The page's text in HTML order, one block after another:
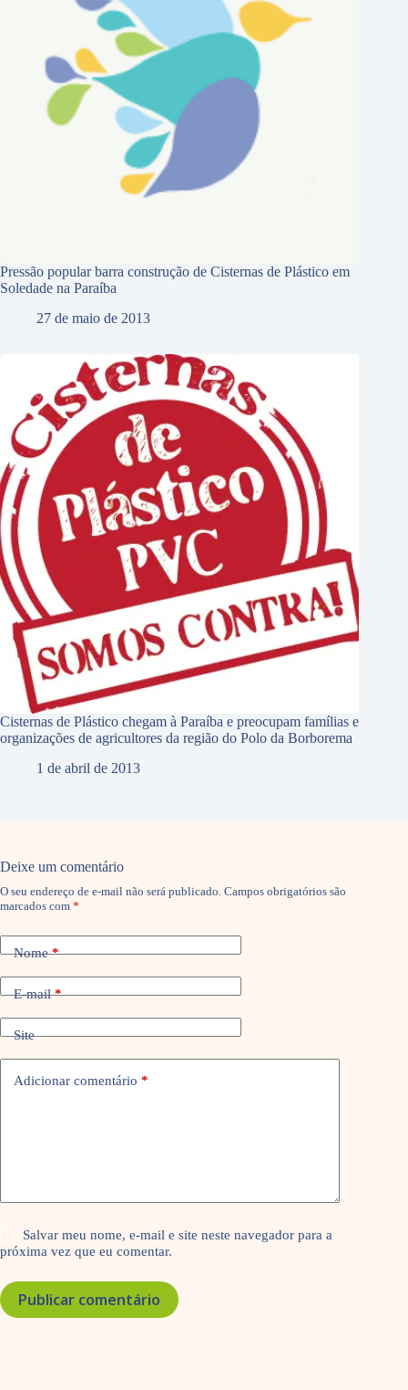
Pressão popular barra construção de Cisternas de Plástico em
Soledade na Paraíba
27 de maio de 2013
Cisternas de Plástico chegam à Paraíba e preocupam famílias e
organizações de agricultores da região do Polo da Borborema
1 de abril de 2013
Deixe um comentário
O seu endereço de e-mail não será publicado. Campos obrigatórios são
marcados com *
Nome*
E-mail*
Site
Adicionar comentário *
Salvar meu nome, e-mail e site neste navegador para a
próxima vez que eu comentar.
Publicar comentário